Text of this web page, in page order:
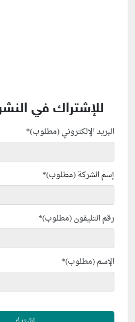
للإشتراك في
البريد الإلكتروني (مطلوب)*
إسم الشركة (مطلوب)*
رقم التليفون (مطلوب)*
الإسم (مطلوب)*